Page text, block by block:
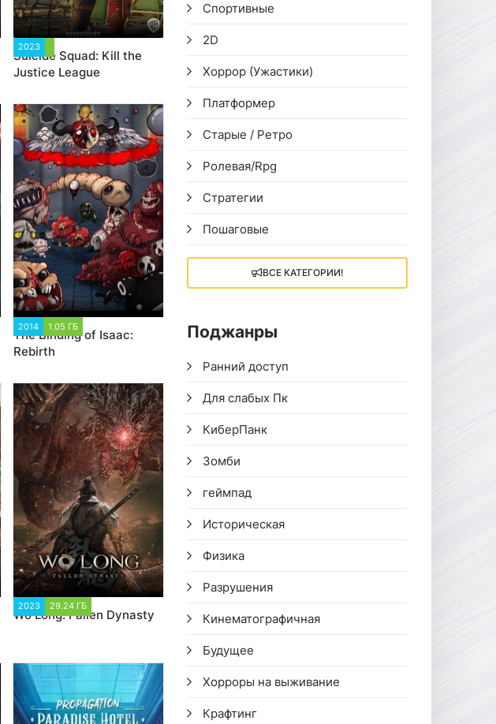
2023
Suicide Squad: Kill the
Justice League
2014 1.05 ГБ
The Binding of Isaac:
Rebirth
2023 29.24 ГБ
Wo Long: Fallen Dynasty
Спортивные
2D
Хоррор (Ужастики)
Платформер
Старые / Ретро
Ролевая/Rpg
Стратегии
Пошаговые
ВСЕ КАТЕГОРИИ!
Поджанры
Ранний доступ
Для слабых Пк
КиберПанк
Зомби
геймпад
Историческая
Физика
Разрушения
Кинематографичная
Будущее
Хорроры на выживание
Крафтинг